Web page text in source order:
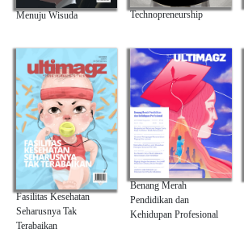
Menuju Wisuda Technopreneurship
Fasilitas Kesehatan
Seharusnya Tak
Terabaikan
Benang Merah
Pendidikan dan
Kehidupan Profesional